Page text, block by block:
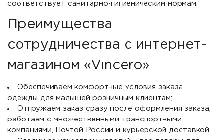
соответствует санитарно-гигиеническим нормам.
Преимущества
сотрудничества с интернет-
магазином «Vincero»
Обеспечиваем комфортные условия заказа
одежды для малышей розничным клиентам;
Отгружаем заказ сразу после оформления заказа,
работаем с множественными транспортными
компаниями, Почтой России и курьерской доставкой.